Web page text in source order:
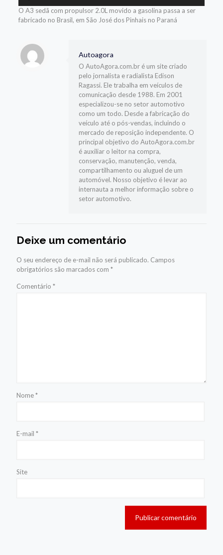
áudio
O A3 sedã com propulsor 2.0L movido a gasolina passa a ser
fabricado no Brasil, em São José dos Pinhais no Paraná
Autoagora
O AutoAgora.com.br é um site criado
pelo jornalista e radialista Edison
Ragassi. Ele trabalha em veículos de
comunicação desde 1988. Em 2001
especializou-se no setor automotivo
como um todo. Desde a fabricação do
veículo até o pós-vendas, incluindo o
mercado de reposição independente. O
principal objetivo do AutoAgora.com.br
é auxiliar o leitor na compra,
conservação, manutenção, venda,
compartilhamento ou aluguel de um
automóvel. Nosso objetivo é levar ao
internauta a melhor informação sobre o
setor automotivo.
Deixe um comentário
O seu endereço de e-mail não será publicado. Campos
obrigatórios são marcados com *
Comentário *
Nome*
E-mail *
Site